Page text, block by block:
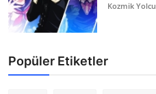
Kozmik Yolcu
Popüler Etiketler